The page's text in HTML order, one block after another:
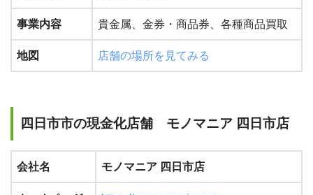
事業内容 貴金属、金券・商品券、各種商品買取
地図 店舗の場所を見てみる
四日市市の現金化店舗 モノマニア 四日市店
会社名 モノマニア 四日市店